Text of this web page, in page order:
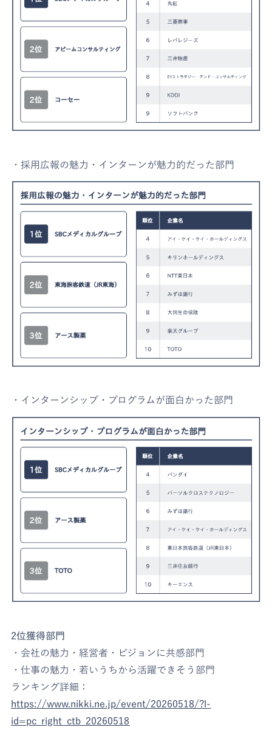
・採用広報の魅力・インターンが魅力的だった部門
・インターンシップ・プログラムが面白かった部門
2位獲得部門
・会社の魅力・経営者・ビジョンに共感部門
・仕事の魅力・若いうちから活躍できそう部門
ランキング詳細：
https://www.nikki.ne.jp/event/20260518/?l-
id=pc_right_ctb_20260518